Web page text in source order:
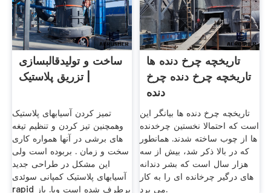
ساخت و تولیدقالبسازی
| تزریق پلاستیک
تمیز کردن آسیابهای پلاستیک
وهمچنین تیز کردن و تنظیم تیغه
های برشی در آنها همواره کاری
سخت و زمان . بربوده است ولی
این مشکل در طراحی جدید
آسیابهای پلاستیک کمپانی سوئدی
rapid برطرف شده است وبا. باز
تاریخچه چرخ دنده ها
تاریخچه چرخ دنده چرخ
دنده
تاریخچه چرخ دنده ها بیانگر این
است که احتمالا نخستین چرخدنده
ها از چوب ساخته شدند. همانطور
که در بالا ذکر شد، بیش از سه
هزار سال است که بشر دندانه
های درگیر چرخانده ای را به کار
می برد.